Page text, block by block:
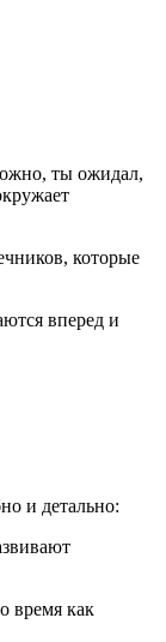
ты ожидал,
которые
вперед и
и детально:
время как